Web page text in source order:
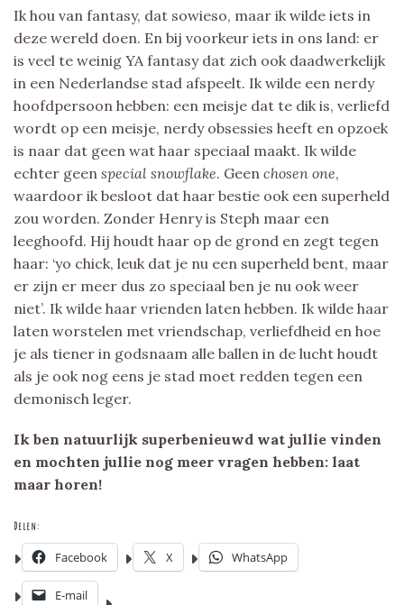
Ik hou van fantasy, dat sowieso, maar ik wilde iets in
deze wereld doen. En bij voorkeur iets in ons land: er
is veel te weinig YA fantasy dat zich ook daadwerkelijk
in een Nederlandse stad afspeelt. Ik wilde een nerdy
hoofdpersoon hebben: een meisje dat te dik is, verliefd
wordt op een meisje, nerdy obsessies heeft en opzoek
is naar dat geen wat haar speciaal maakt. Ik wilde
echter geen special snowflake. Geen chosen one,
waardoor ik besloot dat haar bestie ook een superheld
zou worden. Zonder Henry is Steph maar een
leeghoofd. Hij houdt haar op de grond en zegt tegen
haar: ‘yo chick, leuk dat je nu een superheld bent, maar
er zijn er meer dus zo speciaal ben je nu ook weer
niet’. Ik wilde haar vrienden laten hebben. Ik wilde haar
laten worstelen met vriendschap, verliefdheid en hoe
je als tiener in godsnaam alle ballen in de lucht houdt
als je ook nog eens je stad moet redden tegen een
demonisch leger.
Ik ben natuurlijk superbenieuwd wat jullie vinden
en mochten jullie nog meer vragen hebben: laat
maar horen!
Delen:
Facebook X WhatsApp
E-mail